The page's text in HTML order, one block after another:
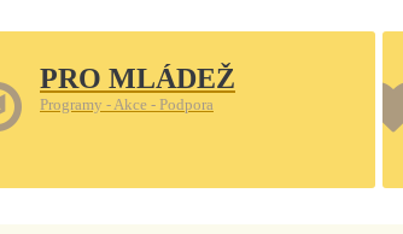
PRO MLÁDEŽ
Programy - Akce - Podpora